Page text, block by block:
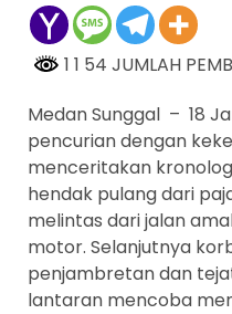
1 1 54 JUMLAH
Medan Sunggal – 18
pencurian dengan
menceritakan
hendak pulang dari
melintas dari jalan
motor. Selanjutnya
penjambretan dan
lantaran mencoba